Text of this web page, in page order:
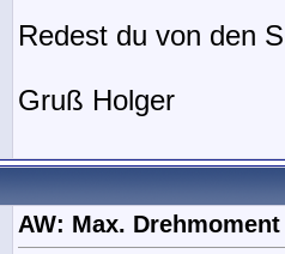
Redest du von den
Gruß Holger
AW: Max.